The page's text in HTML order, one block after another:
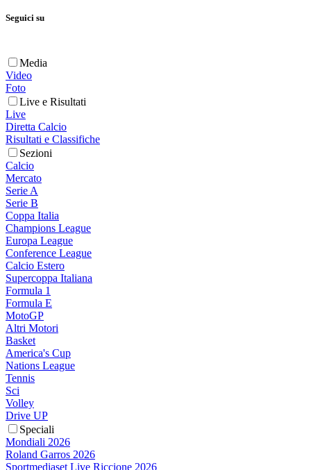
Seguici su
Media
Video
Foto
Live e Risultati
Live
Diretta Calcio
Risultati e Classifiche
Sezioni
Calcio
Mercato
Serie A
Serie B
Coppa Italia
Champions League
Europa League
Conference League
Calcio Estero
Supercoppa Italiana
Formula 1
Formula E
MotoGP
Altri Motori
Basket
America's Cup
Nations League
Tennis
Sci
Volley
Drive UP
Speciali
Mondiali 2026
Roland Garros 2026
Sportmediaset Live Riccione 2026